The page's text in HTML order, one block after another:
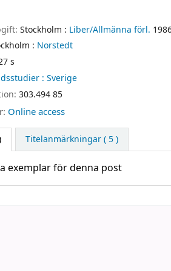
Stockholm : Liber/Allmänna förl.
: Norstedt
s
: Sverige
303.494 85
Online access
Titelanmärkningar ( 5 )
exemplar för denna post